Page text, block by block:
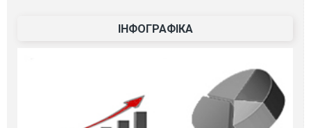
ІНФОГРАФІКА